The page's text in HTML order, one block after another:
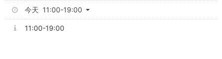
今天 11:00-19:00
11:00-19:00